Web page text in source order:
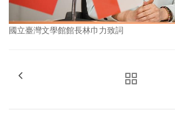
國立臺灣文學館館長林巾力致詞